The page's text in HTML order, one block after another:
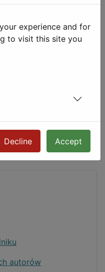
autorów
cię też...
FA-art.
wydania - 2013.
experience and for
to visit this site you
Decline Accept